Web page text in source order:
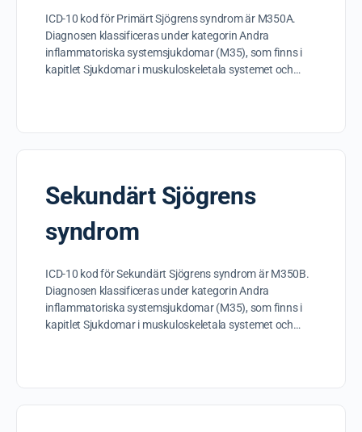
ICD-10 kod för Primärt Sjögrens syndrom är M350A.
Diagnosen klassificeras under kategorin Andra
inflammatoriska systemsjukdomar (M35), som finns i
kapitlet Sjukdomar i muskuloskeletala systemet och…
Sekundärt Sjögrens
syndrom
ICD-10 kod för Sekundärt Sjögrens syndrom är M350B.
Diagnosen klassificeras under kategorin Andra
inflammatoriska systemsjukdomar (M35), som finns i
kapitlet Sjukdomar i muskuloskeletala systemet och…